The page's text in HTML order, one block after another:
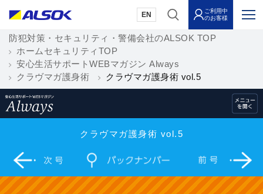
EN
ご利用中
のお客様
防犯対策・セキュリティ・警備会社のALSOK TOP
ホームセキュリティTOP
安心生活サポートWEBマガジン Always
クラヴマガ護身術
クラヴマガ護身術 vol.5
クラヴマガ護身術 vol.5